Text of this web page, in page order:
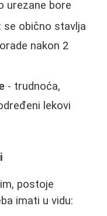
urezane bore
se obično stavlja
nakon 2
- trudnoća,
lekovi
postoje
imati u vidu: